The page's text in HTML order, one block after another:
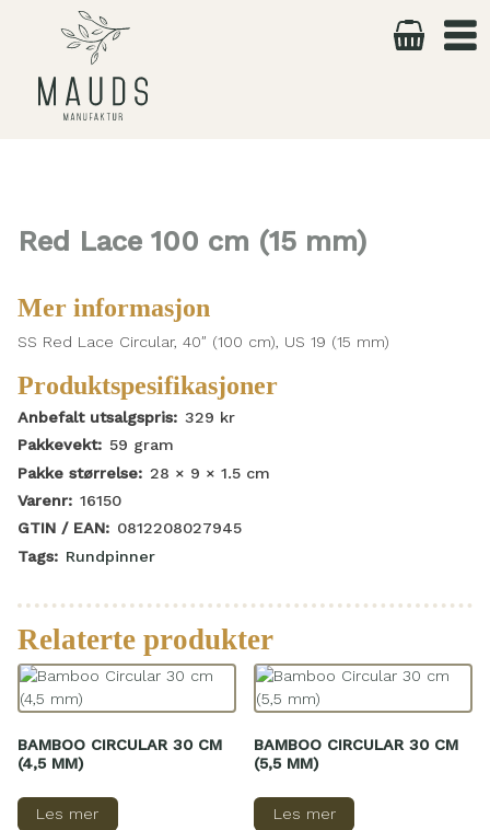
Red Lace 100 cm (15 mm)
Mer informasjon
SS Red Lace Circular, 40″ (100 cm), US 19 (15 mm)
Produktspesifikasjoner
Anbefalt utsalgspris: 329 kr
Pakkevekt: 59 gram
Pakke størrelse: 28 × 9 × 1.5 cm
Varenr: 16150
GTIN / EAN: 0812208027945
Tags: Rundpinner
Relaterte produkter
BAMBOO CIRCULAR 30 CM
(4,5 MM)
Les mer
BAMBOO CIRCULAR 30 CM
(5,5 MM)
Les mer